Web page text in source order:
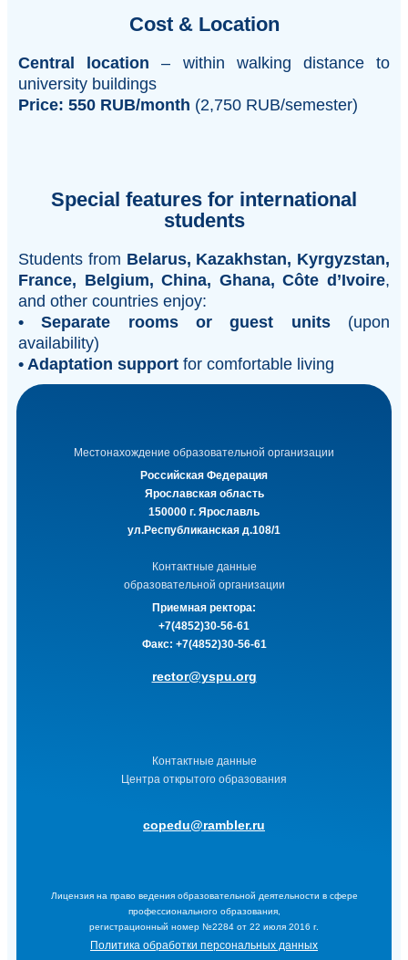
Cost & Location
Central location – within walking distance to
university buildings
Price: 550 RUB/month (2,750 RUB/semester)
Special features for international
students
Students from Belarus, Kazakhstan, Kyrgyzstan,
France, Belgium, China, Ghana, Côte d’Ivoire,
and other countries enjoy:
• Separate rooms or guest units(upon
availability)
• Adaptation support for comfortable living
Местонахождение образовательной организации
Российская Федерация
Ярославская область
150000 г. Ярославль
ул.Республиканская д.108/1
Контактные данные
образовательной организации
Приемная ректора:
+7(4852)30-56-61
Факс: +7(4852)30-56-61
rector@yspu.org
Контактные данные
Центра открытого образования
copedu@rambler.ru
Лицензия на право ведения образовательной деятельности в сфере
профессионального образования,
регистрационный номер №2284 от 22 июля 2016 г.
Политика обработки персональных данных